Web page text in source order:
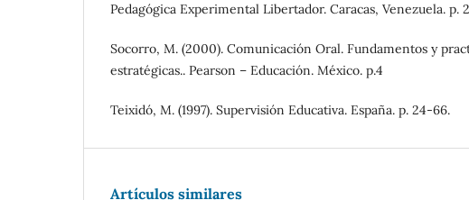
Pedagógica Experimental Libertador. Caracas, Venezuela. p.
Socorro, M. (2000). Comunicación Oral. Fundamentos y
estratégicas.. Pearson – Educación. México. p.4
Teixidó, M. (1997). Supervisión Educativa. España. p. 24-66.
Artículos similares